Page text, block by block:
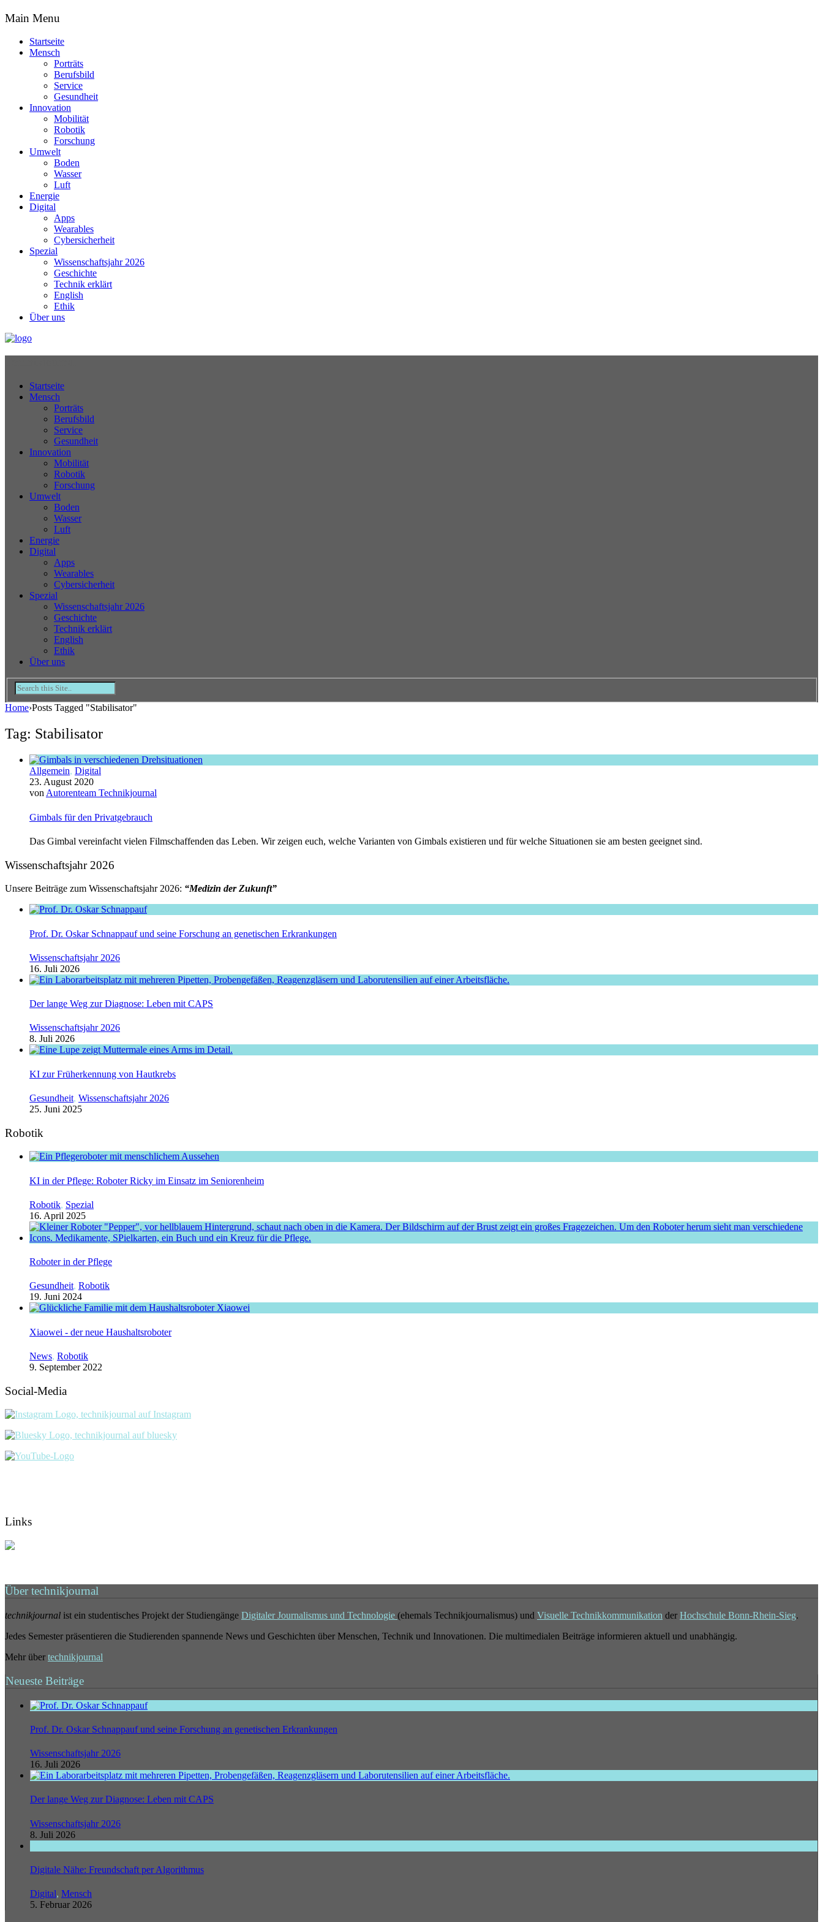
Main Menu
Startseite
Mensch
Porträts
Berufsbild
Service
Gesundheit
Innovation
Mobilität
Robotik
Forschung
Umwelt
Boden
Wasser
Luft
Energie
Digital
Apps
Wearables
Cybersicherheit
Spezial
Wissenschaftsjahr 2026
Geschichte
Technik erklärt
English
Ethik
Über uns
Startseite
Mensch
Porträts
Berufsbild
Service
Gesundheit
Innovation
Mobilität
Robotik
Forschung
Umwelt
Boden
Wasser
Luft
Energie
Digital
Apps
Wearables
Cybersicherheit
Spezial
Wissenschaftsjahr 2026
Geschichte
Technik erklärt
English
Ethik
Über uns
Home›Posts Tagged "Stabilisator"
Tag: Stabilisator
Allgemein, Digital
23. August 2020
von Autorenteam Technikjournal
Gimbals für den Privatgebrauch
Das Gimbal vereinfacht vielen Filmschaffenden das Leben. Wir zeigen euch, welche Varianten von Gimbals existieren und für welche Situationen sie am besten geeignet sind.
Wissenschaftsjahr 2026
Unsere Beiträge zum Wissenschaftsjahr 2026: “Medizin der Zukunft”
Prof. Dr. Oskar Schnappauf und seine Forschung an genetischen Erkrankungen
Wissenschaftsjahr 2026
16. Juli 2026
Der lange Weg zur Diagnose: Leben mit CAPS
Wissenschaftsjahr 2026
8. Juli 2026
KI zur Früherkennung von Hautkrebs
Gesundheit, Wissenschaftsjahr 2026
25. Juni 2025
Robotik
KI in der Pflege: Roboter Ricky im Einsatz im Seniorenheim
Robotik, Spezial
16. April 2025
Roboter in der Pflege
Gesundheit, Robotik
19. Juni 2024
Xiaowei - der neue Haushaltsroboter
News, Robotik
9. September 2022
Social-Media
Links
Über technikjournal
technikjournal ist ein studentisches Projekt der Studiengänge Digitaler Journalismus und Technologie (ehemals Technikjournalismus) und Visuelle Technikkommunikation der Hochschule Bonn-Rhein-Sieg.
Jedes Semester präsentieren die Studierenden spannende News und Geschichten über Menschen, Technik und Innovationen. Die multimedialen Beiträge informieren aktuell und unabhängig.
Mehr über technikjournal
Neueste Beiträge
Prof. Dr. Oskar Schnappauf und seine Forschung an genetischen Erkrankungen
Wissenschaftsjahr 2026
16. Juli 2026
Der lange Weg zur Diagnose: Leben mit CAPS
Wissenschaftsjahr 2026
8. Juli 2026
Digitale Nähe: Freundschaft per Algorithmus
Digital, Mensch
5. Februar 2026